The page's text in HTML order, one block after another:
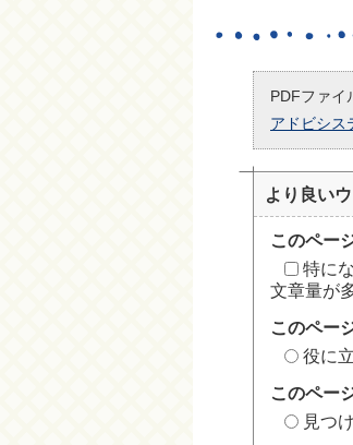
PDFファイ
アドビシス
より良い
このペー
特に
文章量が
このペー
役に
このペー
見つ